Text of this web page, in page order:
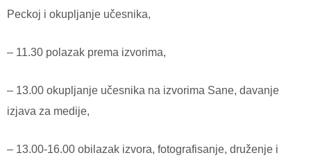
Peckoj i okupljanje učesnika,
– 11.30 polazak prema izvorima,
– 13.00 okupljanje učesnika na izvorima Sane, davanje
izjava za medije,
– 13.00-16.00 obilazak izvora, fotografisanje, druženje i